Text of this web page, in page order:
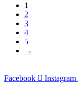
1
2
3
4
5
→
Facebook Instagram